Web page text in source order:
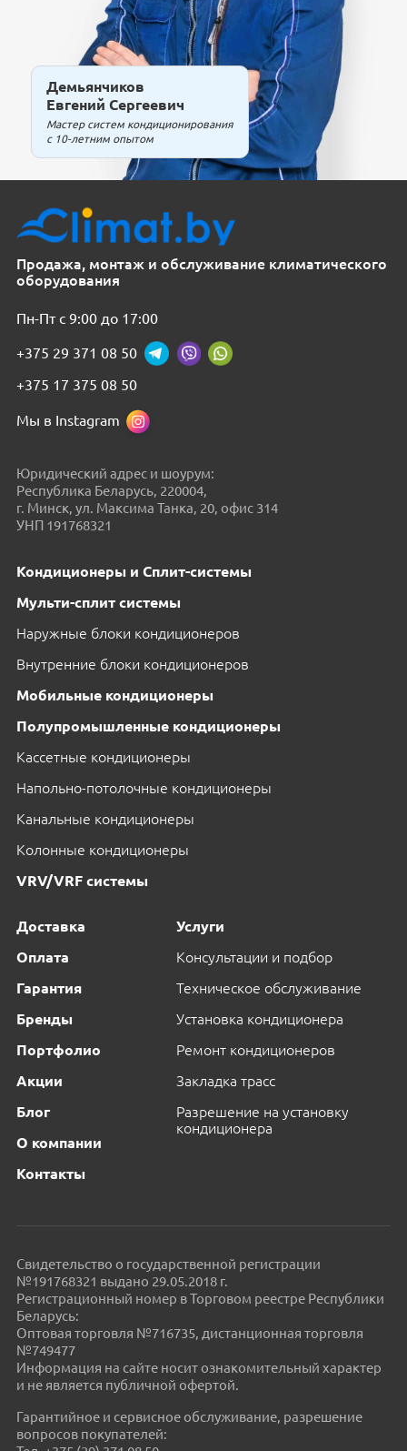
Демьянчиков
Евгений Сергеевич
Мастер систем кондиционирования
с 10-летним опытом
Продажа, монтаж и обслуживание климатического
оборудования
Пн-Пт с 9:00 до 17:00
+375 29 371 08 50
+375 17 375 08 50
Мы в Instagram
Юридический адрес и шоурум:
Республика Беларусь, 220004,
г. Минск, ул. Максима Танка, 20, офис 314
УНП 191768321
Кондиционеры и Сплит-системы
Мульти-сплит системы
Наружные блоки кондиционеров
Внутренние блоки кондиционеров
Мобильные кондиционеры
Полупромышленные кондиционеры
Кассетные кондиционеры
Напольно-потолочные кондиционеры
Канальные кондиционеры
Колонные кондиционеры
VRV/VRF системы
Доставка
Оплата
Гарантия
Бренды
Портфолио
Акции
Блог
О компании
Контакты
Услуги
Консультации и подбор
Техническое обслуживание
Установка кондиционера
Ремонт кондиционеров
Закладка трасс
Разрешение на установку
кондиционера
Свидетельство о государственной регистрации
№191768321 выдано 29.05.2018 г.
Регистрационный номер в Торговом реестре Республики
Беларусь:
Оптовая торговля №716735, дистанционная торговля
№749477
Информация на сайте носит ознакомительный характер
и не является публичной офертой.
Гарантийное и сервисное обслуживание, разрешение
вопросов покупателей: